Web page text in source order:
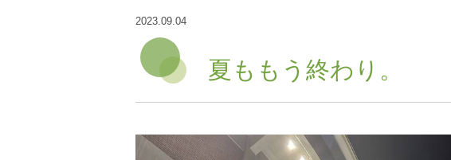
2023.09.04
夏ももう終わり。